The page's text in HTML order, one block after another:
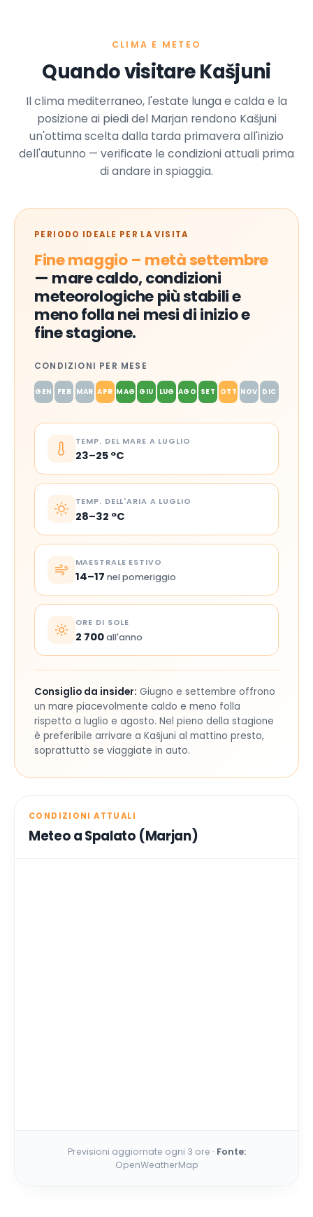
CLIMA E METEO
Quando visitare Kašjuni
Il clima mediterraneo, l'estate lunga e calda e la
posizione ai piedi del Marjan rendono Kašjuni
un'ottima scelta dalla tarda primavera all'inizio
dell'autunno — verificate le condizioni attuali prima
di andare in spiaggia.
PERIODO IDEALE PER LA VISITA
Fine maggio – metà settembre
— mare caldo, condizioni
meteorologiche più stabili e
meno folla nei mesi di inizio e
fine stagione.
CONDIZIONI PER MESE
GEN FEB MAR APR MAG GIU LUG AGO SET OTT NOV DIC
TEMP. DEL MARE A LUGLIO
23–25 °C
TEMP. DELL'ARIA A LUGLIO
28–32 °C
MAESTRALE ESTIVO
14–17 nel pomeriggio
ORE DI SOLE
2 700all'anno
Consiglio da insider: Giugno e settembre offrono
un mare piacevolmente caldo e meno folla
rispetto a luglio e agosto. Nel pieno della stagione
è preferibile arrivare a Kašjuni al mattino presto,
soprattutto se viaggiate in auto.
CONDIZIONI ATTUALI
Meteo a Spalato (Marjan)
Previsioni aggiornate ogni 3 ore · Fonte:
OpenWeatherMap